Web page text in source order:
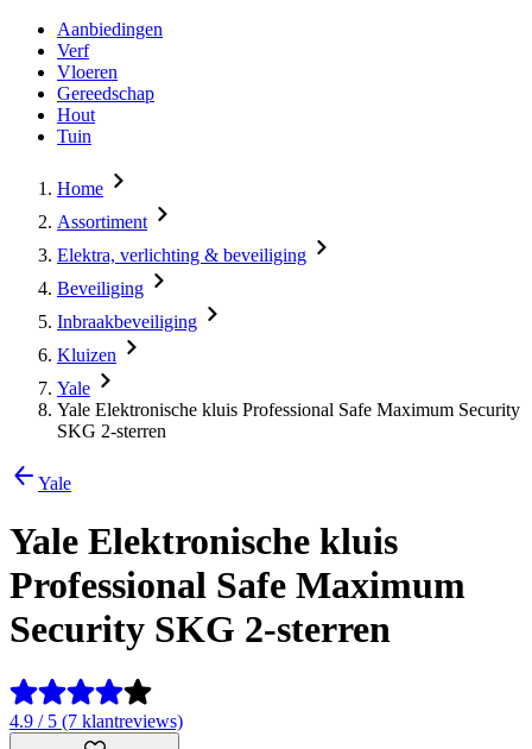
Aanbiedingen
Verf
Vloeren
Gereedschap
Hout
Tuin
Home
Assortiment
Elektra, verlichting & beveiliging
Beveiliging
Inbraakbeveiliging
Kluizen
Yale
Yale Elektronische kluis Professional Safe Maximum Security
SKG 2-sterren
Yale
Yale Elektronische kluis
Professional Safe Maximum
Security SKG 2-sterren
4.9 / 5 (7 klantreviews)